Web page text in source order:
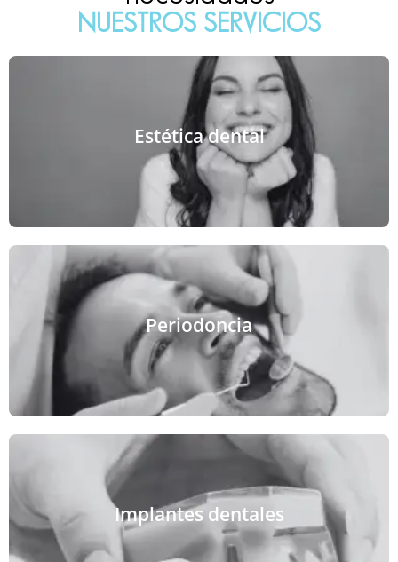
NUESTROS SERVICIOS
Estética dental
Mejoramos tu sonrisa mediante las técnicas más
avanzadas de blanqueamiento, o carillas.
VER MÁS
Periodoncia
Tratamos las enfermedades de la encía para
prevenir la pérdida de dientes y mantener la salud
bucal.
VER MÁS
Implantes dentales
implantes que realizan la función y estética del
diente natural.